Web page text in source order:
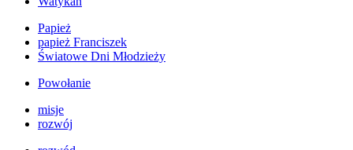
Papież
papież Franciszek
Światowe Dni Młodzieży
Powołanie
misje
rozwój